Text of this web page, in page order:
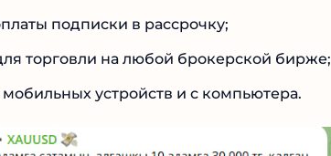
подписки в рассрочку;
торговли на любой брокерской бирже;
устройств и с компьютера.